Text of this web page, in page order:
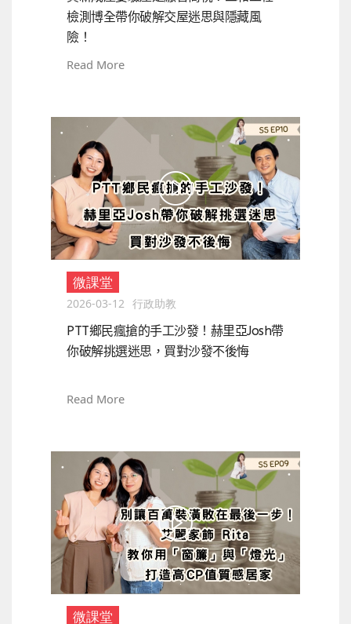
檢測博全帶你破解交屋迷思與隱藏風
險！
Read More
微課堂
2026-03-12 行政助教
PTT鄉民瘋搶的手工沙發！赫里亞Josh帶
你破解挑選迷思，買對沙發不後悔
Read More
微課堂